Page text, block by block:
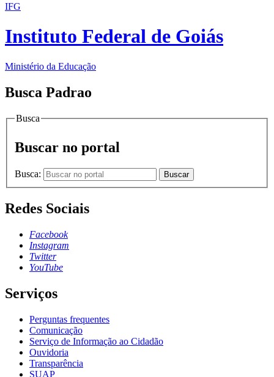
IFG
Instituto Federal de Goiás
Ministério da Educação
Busca Padrao
Busca
Buscar no portal
Busca: Buscar
Redes Sociais
Facebook
Instagram
Twitter
YouTube
Serviços
Perguntas frequentes
Comunicação
Serviço de Informação ao Cidadão
Ouvidoria
Transparência
SUAP